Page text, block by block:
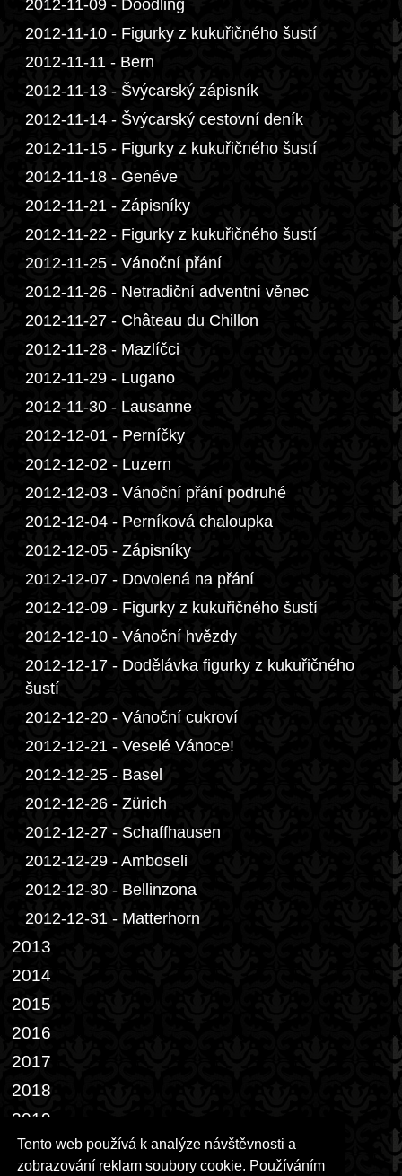
Tento web používá k analýze návštěvnosti a
zobrazování reklam soubory cookie. Používáním
2012-11-09 - Doodling
2012-11-10 - Figurky z kukuřičného šustí
2012-11-11 - Bern
2012-11-13 - Švýcarský zápisník
2012-11-14 - Švýcarský cestovní deník
2012-11-15 - Figurky z kukuřičného šustí
2012-11-18 - Genéve
2012-11-21 - Zápisníky
2012-11-22 - Figurky z kukuřičného šustí
2012-11-25 - Vánoční přání
2012-11-26 - Netradiční adventní věnec
2012-11-27 - Château du Chillon
2012-11-28 - Mazlíčci
2012-11-29 - Lugano
2012-11-30 - Lausanne
2012-12-01 - Perníčky
2012-12-02 - Luzern
2012-12-03 - Vánoční přání podruhé
2012-12-04 - Perníková chaloupka
2012-12-05 - Zápisníky
2012-12-07 - Dovolená na přání
2012-12-09 - Figurky z kukuřičného šustí
2012-12-10 - Vánoční hvězdy
2012-12-17 - Dodělávka figurky z kukuřičného
šustí
2012-12-20 - Vánoční cukroví
2012-12-21 - Veselé Vánoce!
2012-12-25 - Basel
2012-12-26 - Zürich
2012-12-27 - Schaffhausen
2012-12-29 - Amboseli
2012-12-30 - Bellinzona
2012-12-31 - Matterhorn
2013
2014
2015
2016
2017
2018
2019
2022